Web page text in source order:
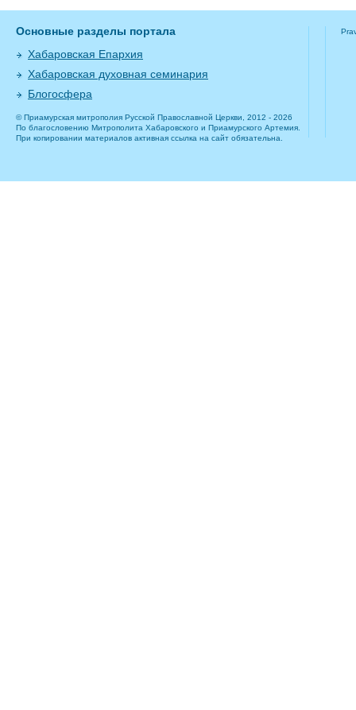
Основные разделы портала
Хабаровская Епархия
Хабаровская духовная семинария
Блогосфера
© Приамурская митрополия Русской Православной Церкви, 2012 - 2026
По благословению Митрополита Хабаровского и Приамурского Артемия.
При копировании материалов активная ссылка на сайт обязательна.